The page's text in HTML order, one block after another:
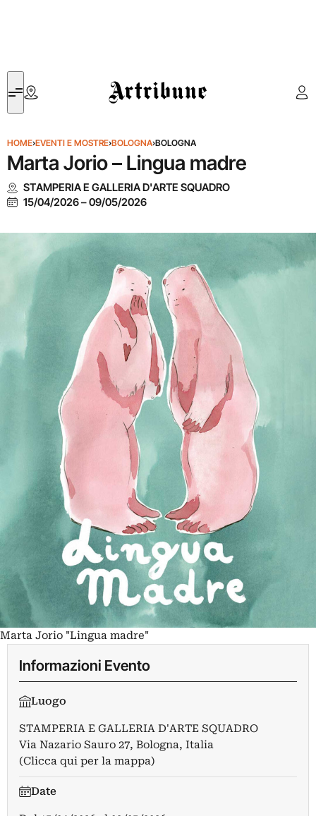
Artribune
HOME›EVENTI E MOSTRE›BOLOGNA›BOLOGNA
Marta Jorio – Lingua madre
STAMPERIA E GALLERIA D'ARTE SQUADRO
15/04/2026–09/05/2026
Marta Jorio "Lingua madre"
Informazioni Evento
Luogo
STAMPERIA E GALLERIA D'ARTE SQUADRO
Via Nazario Sauro 27, Bologna, Italia
(Clicca qui per la mappa)
Date